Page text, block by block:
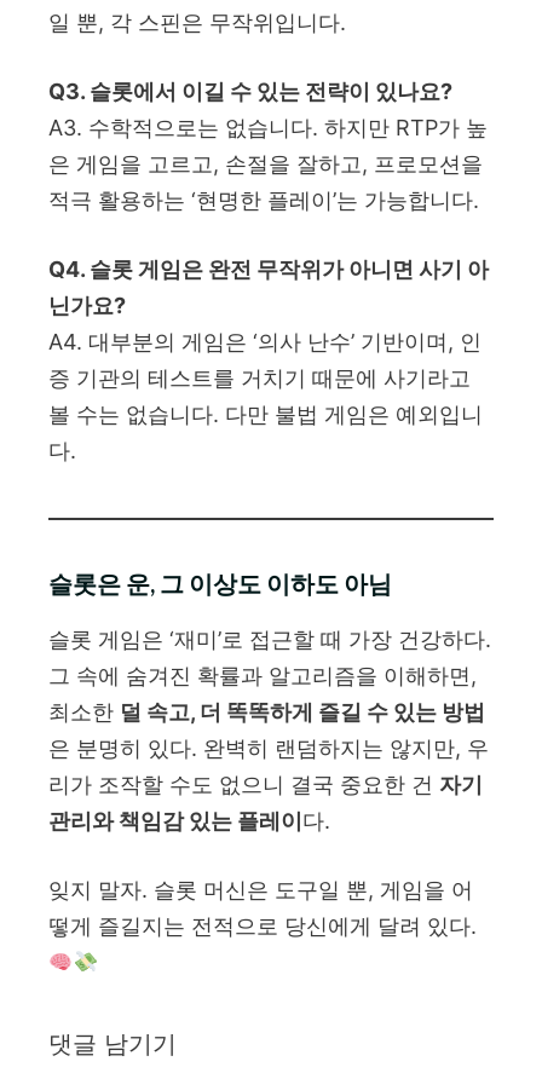
일 뿐, 각 스핀은 무작위입니다.
Q3. 슬롯에서 이길 수 있는 전략이 있나요?
A3. 수학적으로는 없습니다. 하지만 RTP가 높
은 게임을 고르고, 손절을 잘하고, 프로모션을
적극 활용하는 ‘현명한 플레이’는 가능합니다.
Q4. 슬롯 게임은 완전 무작위가 아니면 사기 아
닌가요?
A4. 대부분의 게임은 ‘의사 난수’ 기반이며, 인
증 기관의 테스트를 거치기 때문에 사기라고
볼 수는 없습니다. 다만 불법 게임은 예외입니
다.
슬롯은 운, 그 이상도 이하도 아님
슬롯 게임은 ‘재미’로 접근할 때 가장 건강하다.
그 속에 숨겨진 확률과 알고리즘을 이해하면,
최소한 덜 속고, 더 똑똑하게 즐길 수 있는 방법
은 분명히 있다. 완벽히 랜덤하지는 않지만, 우
리가 조작할 수도 없으니 결국 중요한 건 자기
관리와 책임감 있는 플레이다.
잊지 말자. 슬롯 머신은 도구일 뿐, 게임을 어
떻게 즐길지는 전적으로 당신에게 달려 있다.
댓글 남기기